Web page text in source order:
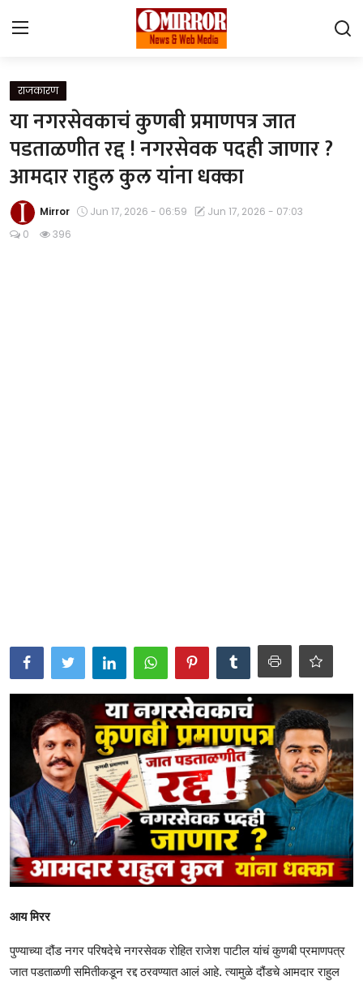
Login
Home
महाराष्ट्र
देश विदेश
पुणे
राजकारण
या नगरसेवकाचं कुणबी प्रमाणपत्र जात
पडताळणीत रद्द ! नगरसेवक पदही जाणार ?
आमदार राहुल कुल यांना धक्का
Mirror Jun 17, 2026 - 06:59
Jun 17, 2026 - 07:03
0
396
आय मिरर
पुण्याच्या दौंड नगर परिषदेचे नगरसेवक रोहित राजेश पाटील यांचं कुणबी प्रमाणपत्र
जात पडताळणी समितीकडून रद्द ठरवण्यात आलं आहे. त्यामुळे दौंडचे आमदार राहुल